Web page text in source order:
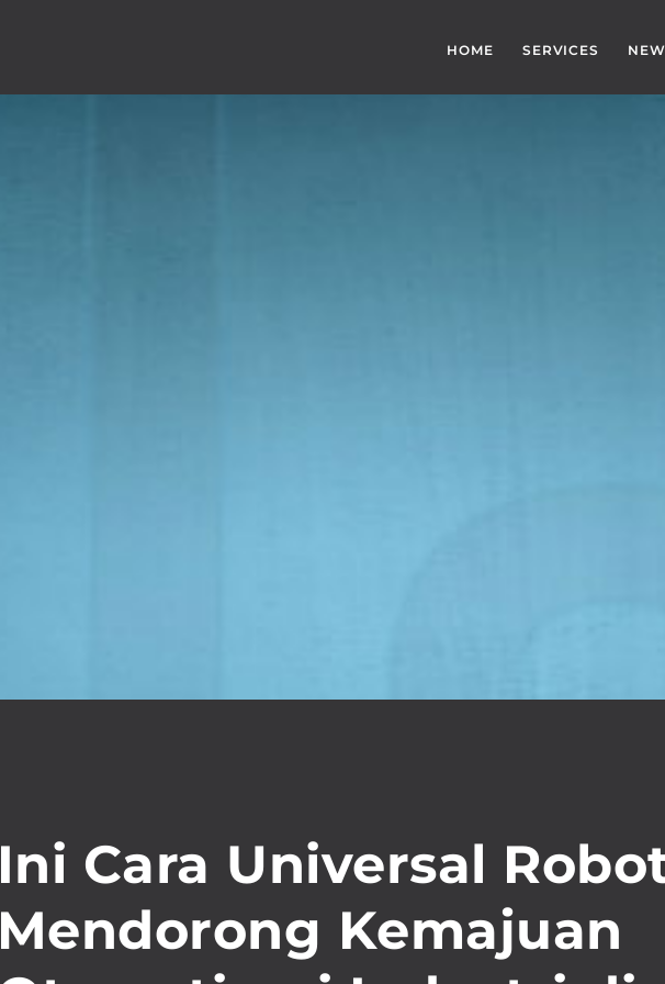
HOME SERVICES
Ini Cara Universal
Mendorong Kemajuan